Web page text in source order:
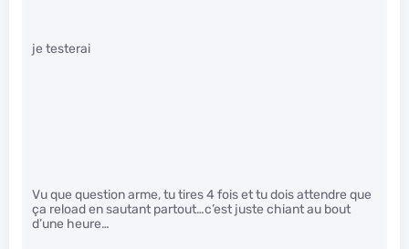
je testerai
Vu que question arme, tu tires 4 fois et tu dois attendre que
ça reload en sautant partout…c’est juste chiant au bout
d’une heure…